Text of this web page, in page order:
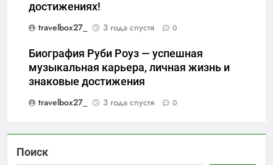
достижениях!
travelbox27_
3 года спустя 0
Биография Руби Роуз — успешная
музыкальная карьера, личная жизнь и
знаковые достижения
travelbox27_
3 года спустя 0
Поиск